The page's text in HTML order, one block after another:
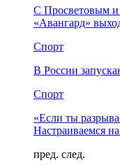
С Просветовым
«Авангард»
Спорт
В России
Спорт
«Если ты
Настраиваемся
пред. след.